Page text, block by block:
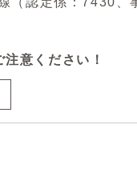
意ください！